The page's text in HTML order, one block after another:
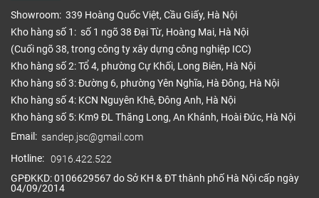
Showroom: 339 Hoàng Quốc Việt, Cầu Giấy, Hà Nội
Kho hàng số 1: số 1 ngõ 38 Đại Từ, Hoàng Mai, Hà Nội
(Cuối ngõ 38, trong công ty xây dựng công nghiệp ICC)
Kho hàng số 2: Tổ 4, phường Cự Khối, Long Biên, Hà Nội
Kho hàng số 3: Đường 6, phường Yên Nghĩa, Hà Đông, Hà Nội
Kho hàng số 4: KCN Nguyên Khê, Đông Anh, Hà Nội
Kho hàng số 5: Km9 ĐL Thăng Long, An Khánh, Hoài Đức, Hà Nội
Email: sandep.jsc@gmail.com
Hotline: 0916.422.522
GPĐKKD: 0106629567 do Sở KH & ĐT thành phố Hà Nội cấp ngày
04/09/2014